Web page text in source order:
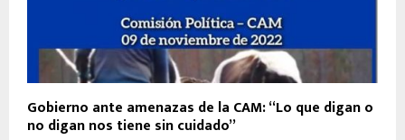
Gobierno ante amenazas de la CAM: “Lo que digan o
no digan nos tiene sin cuidado”